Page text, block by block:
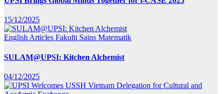
15/12/2025
English Articles Fakulti Sains Matematik
SULAM@UPSI: Kitchen Alchemist
04/12/2025